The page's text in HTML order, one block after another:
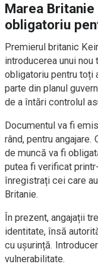
Marea
obligatoriu
Premierul britanic
introducerea unui
obligatoriu pentru toți
parte din planul
de a întări controlul
Documentul va fi
rând, pentru
de muncă va fi
putea fi verificat
înregistrați cei care
Britanie.
În prezent, angajații
identitate, însă
cu ușurință.
vulnerabilitate.